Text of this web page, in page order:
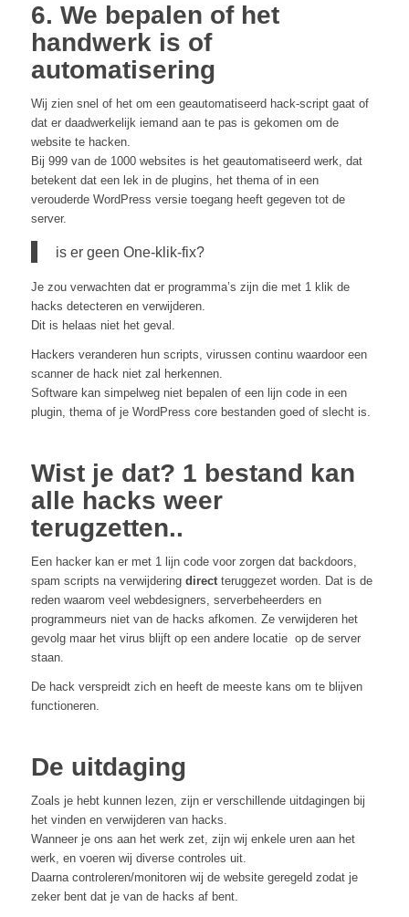
6. We bepalen of het
handwerk is of
automatisering
Wij zien snel of het om een geautomatiseerd hack-script gaat of
dat er daadwerkelijk iemand aan te pas is gekomen om de
website te hacken.
Bij 999 van de 1000 websites is het geautomatiseerd werk, dat
betekent dat een lek in de plugins, het thema of in een
verouderde WordPress versie toegang heeft gegeven tot de
server.
is er geen One-klik-fix?
Je zou verwachten dat er programma’s zijn die met 1 klik de
hacks detecteren en verwijderen.
Dit is helaas niet het geval.
Hackers veranderen hun scripts, virussen continu waardoor een
scanner de hack niet zal herkennen.
Software kan simpelweg niet bepalen of een lijn code in een
plugin, thema of je WordPress core bestanden goed of slecht is.
Wist je dat? 1 bestand kan
alle hacks weer
terugzetten..
Een hacker kan er met 1 lijn code voor zorgen dat backdoors,
spam scripts na verwijdering directteruggezet worden. Dat is de
reden waarom veel webdesigners, serverbeheerders en
programmeurs niet van de hacks afkomen. Ze verwijderen het
gevolg maar het virus blijft op een andere locatie op de server
staan.
De hack verspreidt zich en heeft de meeste kans om te blijven
functioneren.
De uitdaging
Zoals je hebt kunnen lezen, zijn er verschillende uitdagingen bij
het vinden en verwijderen van hacks.
Wanneer je ons aan het werk zet, zijn wij enkele uren aan het
werk, en voeren wij diverse controles uit.
Daarna controleren/monitoren wij de website geregeld zodat je
zeker bent dat je van de hacks af bent.